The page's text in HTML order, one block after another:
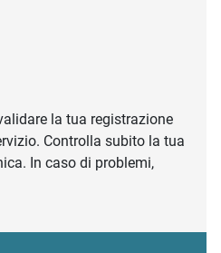
la tua registrazione
Controlla subito la tua
In caso di problemi,